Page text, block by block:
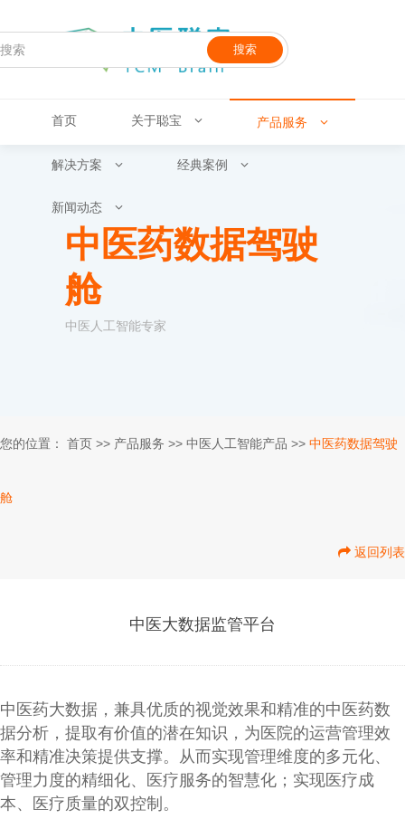
搜索
首页 关于聪宝 产品服务
解决方案 经典案例
新闻动态
中医药数据驾驶
舱
中医人工智能专家
您的位置： 首页 >> 产品服务 >> 中医人工智能产品 >> 中医药数据驾驶
舱
返回列表
中医大数据监管平台
中医药大数据，兼具优质的视觉效果和精准的中医药数
据分析，提取有价值的潜在知识，为医院的运营管理效
率和精准决策提供支撑。从而实现管理维度的多元化、
管理力度的精细化、医疗服务的智慧化；实现医疗成
本、医疗质量的双控制。